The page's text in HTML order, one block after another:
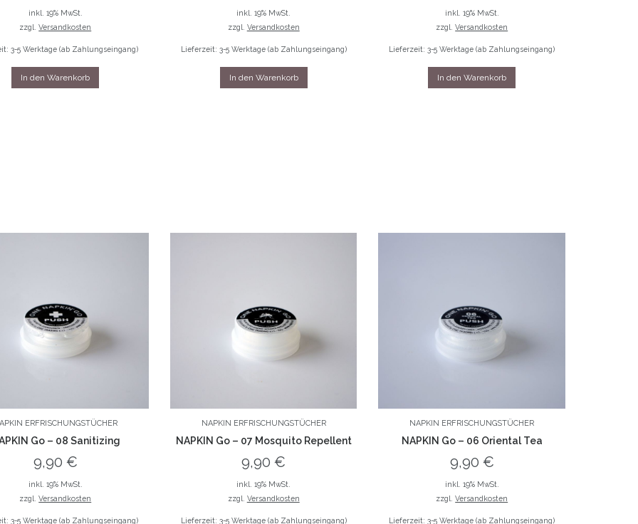
inkl. 19% MwSt.
zzgl.Versandkosten
3-5 Werktage (ab Zahlungseingang)
In den Warenkorb
inkl. 19% MwSt.
zzgl. Versandkosten
Lieferzeit: 3-5 Werktage (ab Zahlungseingang)
In den Warenkorb
inkl. 19% MwSt.
zzgl.Versandkosten
Lieferzeit: 3-5 Werktage (ab Zahlungseingang)
In den Warenkorb
ERFRISCHUNGSTÜCHER
Go – 08 Sanitizing
9,90 €
inkl. 19% MwSt.
zzgl.Versandkosten
3-5 Werktage (ab Zahlungseingang)
NAPKIN ERFRISCHUNGSTÜCHER
NAPKIN Go – 07 Mosquito Repellent
9,90€
inkl. 19% MwSt.
zzgl. Versandkosten
Lieferzeit: 3-5 Werktage (ab Zahlungseingang)
NAPKIN ERFRISCHUNGSTÜCHER
NAPKIN Go – 06 Oriental Tea
9,90 €
inkl. 19% MwSt.
zzgl.Versandkosten
Lieferzeit: 3-5 Werktage (ab Zahlungseingang)